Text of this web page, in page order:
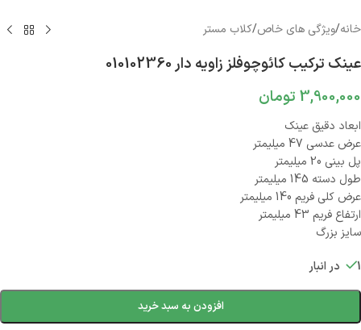
خانه/ویژگی های خاص/کلاب مستر
عینک ترکیب کائوچوفلز زاویه دار 010102360
3,900,000 تومان
ابعاد دقیق عینک
عرض عدسی 47 میلیمتر
پل بینی 20 میلیمتر
طول دسته 145 میلیمتر
عرض کلی فریم 140 میلیمتر
ارتفاع فریم 43 میلیمتر
سایز بزرگ
1 در انبار
افزودن به سبد خرید